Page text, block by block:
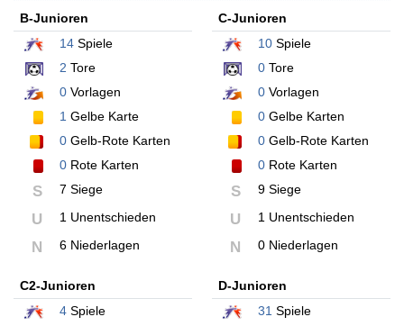
B-Junioren
14 Spiele
2 Tore
0 Vorlagen
1 Gelbe Karte
0 Gelb-Rote Karten
0 Rote Karten
S 7 Siege
U 1 Unentschieden
N 6 Niederlagen
C-Junioren
10Spiele
0Tore
0Vorlagen
0Gelbe Karten
0Gelb-Rote Karten
0Rote Karten
S 9 Siege
U 1 Unentschieden
N 0 Niederlagen
C2-Junioren
4 Spiele
D-Junioren
31 Spiele